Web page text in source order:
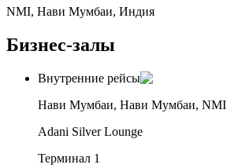
NMI, Нави Мумбаи, Индия
Бизнес-залы
Внутренние рейсы
Нави Мумбаи, Нави Мумбаи, NMI
Adani Silver Lounge
Терминал 1